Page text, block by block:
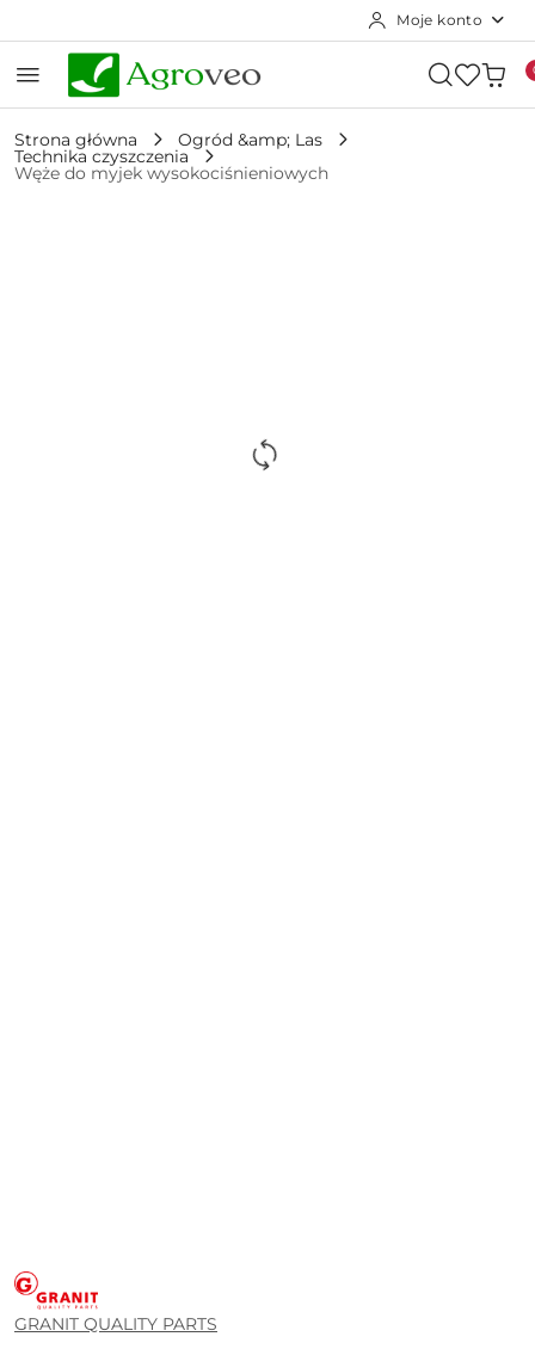
Moje konto
Strona główna Ogród &amp; Las
Technika czyszczenia
Węże do myjek wysokociśnieniowych
GRANIT
QUALITY
PARTS
GRANIT QUALITY PARTS